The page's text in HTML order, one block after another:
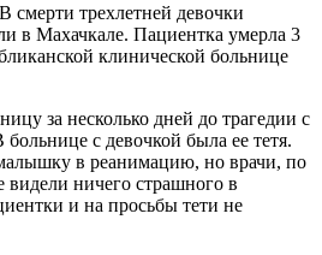
В смерти трехлетней девочки
в Махачкале. Пациентка умерла 3
клинической больнице
за несколько дней до трагедии с
с девочкой была ее тетя.
в реанимацию, но врачи, по
ничего страшного в
и на просьбы тети не